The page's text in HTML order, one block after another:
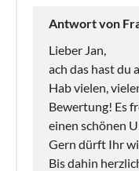
Antwort von
Lieber Jan,
ach das hast du
Hab vielen,
Bewertung! Es
einen schönen
Gern dürft Ihr
Bis dahin